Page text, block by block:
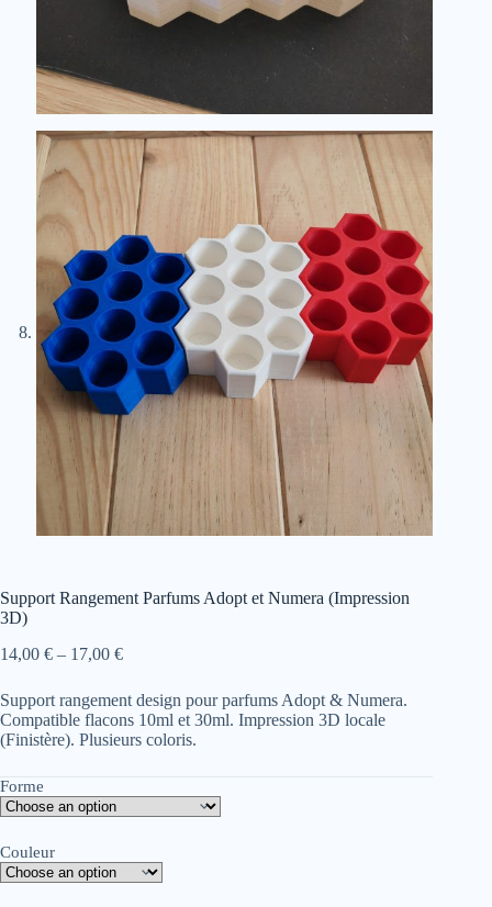
Support Rangement Parfums Adopt et Numera (Impression
3D)
14,00 € – 17,00 €Price
14,00 €
through
17,00 €
Support rangement design pour parfums Adopt & Numera.
Compatible flacons 10ml et 30ml. Impression 3D locale
(Finistère). Plusieurs coloris.
Forme
Couleur